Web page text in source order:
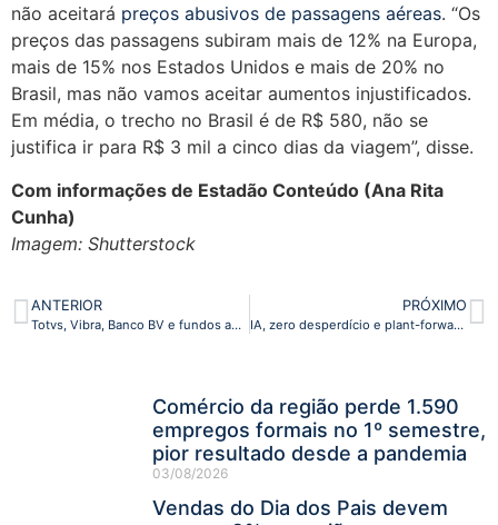
não aceitará preços abusivos de passagens aéreas. “Os
preços das passagens subiram mais de 12% na Europa,
mais de 15% nos Estados Unidos e mais de 20% no
Brasil, mas não vamos aceitar aumentos injustificados.
Em média, o trecho no Brasil é de R$ 580, não se
justifica ir para R$ 3 mil a cinco dias da viagem”, disse.
Com informações de Estadão Conteúdo (Ana Rita
Cunha)
Imagem: Shutterstock
ANTERIOR
Totvs, Vibra, Banco BV e fundos aportam R$ 22 milhões para a Deep, startup de ESG
PRÓXIMO
IA, zero desperdício e plant-forward são tendências no foodservice para 2024
Comércio da região perde 1.590
empregos formais no 1º semestre,
pior resultado desde a pandemia
03/08/2026
Vendas do Dia dos Pais devem